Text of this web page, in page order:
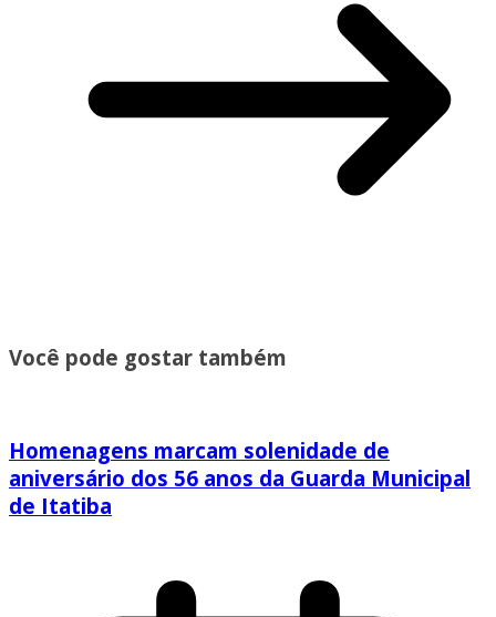
Você pode gostar também
Homenagens marcam solenidade de
aniversário dos 56 anos da Guarda Municipal
de Itatiba